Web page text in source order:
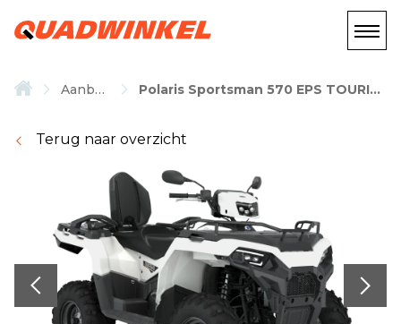
Aanbod Polaris Sportsman 570 EPS TOURING
Terug naar overzicht